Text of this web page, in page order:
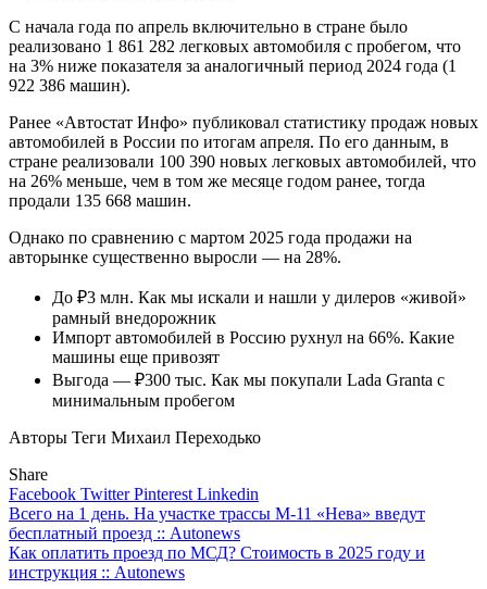
С начала года по апрель включительно в стране было
реализовано 1 861 282 легковых автомобиля с пробегом, что
на 3% ниже показателя за аналогичный период 2024 года (1
922 386 машин).
Ранее «Автостат Инфо» публиковал статистику продаж новых
автомобилей в России по итогам апреля. По его данным, в
стране реализовали 100 390 новых легковых автомобилей, что
на 26% меньше, чем в том же месяце годом ранее, тогда
продали 135 668 машин.
Однако по сравнению с мартом 2025 года продажи на
авторынке существенно выросли — на 28%.
До ₽3 млн. Как мы искали и нашли у дилеров «живой»
рамный внедорожник
Импорт автомобилей в Россию рухнул на 66%. Какие
машины еще привозят
Выгода — ₽300 тыс. Как мы покупали Lada Granta с
минимальным пробегом
Авторы Теги Михаил Переходько
Share
Facebook TwitterPinterest Linkedin
Навигация
по
записям
Всего на 1 день. На участке трассы М-11 «Нева» введут
бесплатный проезд :: Autonews
Как оплатить проезд по МСД? Стоимость в 2025 году и
инструкция :: Autonews